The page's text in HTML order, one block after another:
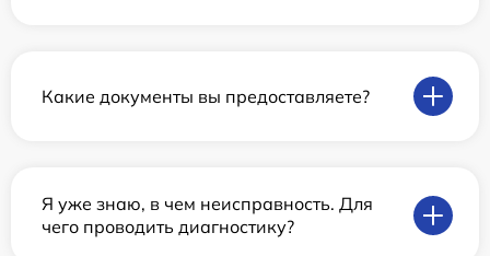
Какие документы вы предоставляете?
Я уже знаю, в чем неисправность. Для
чего проводить диагностику?